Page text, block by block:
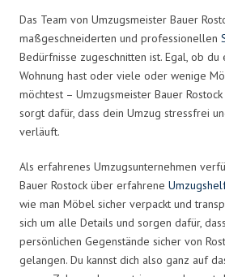
Das Team von Umzugsmeister Bauer
maßgeschneiderten und professionellen
Bedürfnisse zugeschnitten ist. Egal, ob
Wohnung hast oder viele oder wenige
möchtest – Umzugsmeister Bauer
sorgt dafür, dass dein Umzug stressfrei
verläuft.
Als erfahrenes Umzugsunternehmen
Bauer Rostock über erfahrene
wie man Möbel sicher verpackt und
sich um alle Details und sorgen dafür,
persönlichen Gegenstände sicher von
gelangen. Du kannst dich also ganz auf